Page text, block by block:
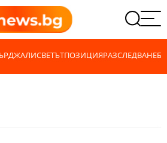
СВЕТЪТПОЗИЦИЯРАЗСЛЕДВАНЕ